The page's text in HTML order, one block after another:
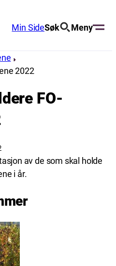
Min SideSøk Meny
2022
FO-
av de som skal holde
i år.